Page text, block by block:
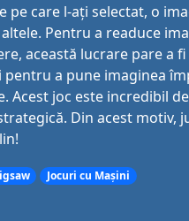
care l-ați selectat, o
Pentru a readuce
această lucrare pare a
pentru a pune imaginea
Acest joc este incredibil
Din acest motiv,
Jocuri cu Mașini